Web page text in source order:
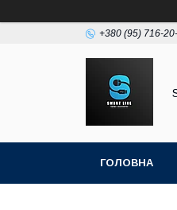
+380 (95) 716-
ГОЛОВНА